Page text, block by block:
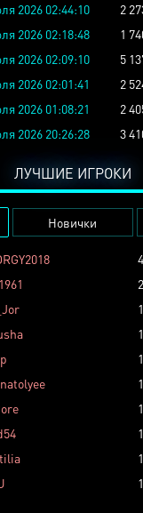
2026 02:44:10
2
2026 02:18:48
1
2026 02:09:10
5
2026 02:01:41
2
2026 01:08:21
2
2026 20:26:28 3
ЛУЧШИЕ ИГРОКИ
Новички